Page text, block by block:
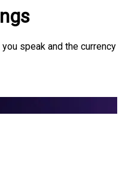
speak and the currency